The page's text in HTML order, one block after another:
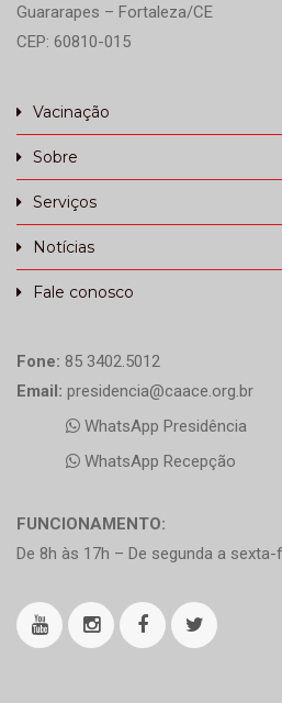
Guararapes – Fortaleza/CE
CEP: 60810-015
Vacinação
Sobre
Serviços
Notícias
Fale conosco
Fone: 85 3402.5012
Email: presidencia@caace.org.br
WhatsApp Presidência
WhatsApp Recepção
FUNCIONAMENTO:
De 8h às 17h – De segunda a sexta-